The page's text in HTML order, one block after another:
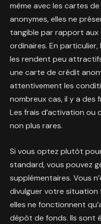
même avec les cartes
anonymes, elles ne
tangible par rapport
ordinaires. En
les rendent peu
une carte de crédit
attentivement les
nombreux cas, il y a des
Les frais d’activation
non plus rares.
Si vous optez plutôt
standard, vous pouvez
supplémentaires. Vous
divulguer votre situation
elles ne fonctionnent
dépôt de fonds. Ils sont